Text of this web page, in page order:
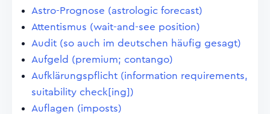
Astro-Prognose (astrologic forecast)
Attentismus (wait-and-see position)
Audit (so auch im deutschen häufig gesagt)
Aufgeld (premium; contango)
Aufklärungspflicht (information requirements,
suitability check[ing])
Auflagen (imposts)